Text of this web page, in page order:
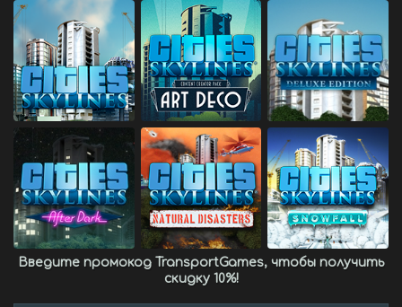
Введите промокод TransportGames, чтобы получить
скидку 10%!